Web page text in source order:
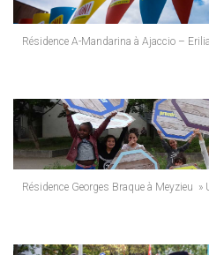
Résidence A-Mandarina à Ajaccio – Erilia
Résidence Georges Braque à Meyzieu